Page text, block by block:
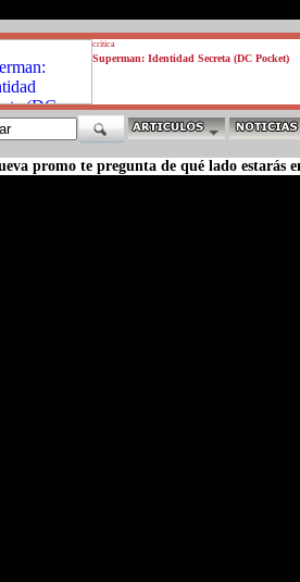
critica
Superman: Identidad Secreta (DC Pocket)
promo te pregunta de qué lado estarás